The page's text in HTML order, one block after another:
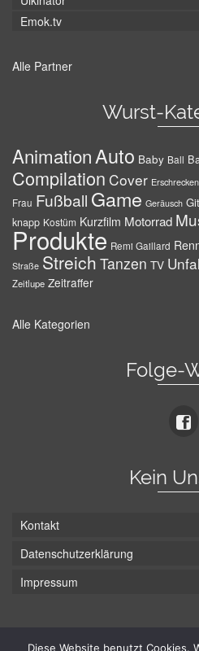
Emok.tv
Alle Partner
Wurst-
AnimationAuto Baby Ball
Compilation Cover Erschrecken
Frau Fußball Game Geräusch
knapp Kostüm Kurzfilm Motorrad
Produkte Remi Gaillard
Straße Streich Tanzen TV
Zeitlupe Zeitraffer
Alle Kategorien
Folge-
Kein
Kontakt
Datenschutzerklärung
Impressum
Diese Website benutzt Cookies.